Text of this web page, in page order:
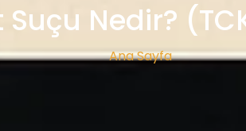
Nedir?
Ana Sayfa